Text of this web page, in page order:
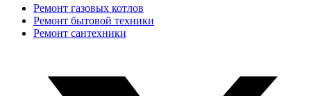
Ремонт газовых котлов
Ремонт бытовой техники
Ремонт сантехники